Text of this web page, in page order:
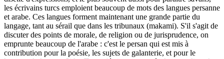
les écrivains turcs emploient beaucoup de mots des langues persanne
et arabe. Ces langues forment maintenant une grande partie du
langage, tant au sérail que dans les tribunaux (makami). S'il s'agit de
discuter des points de morale, de religion ou de jurisprudence, on
emprunte beaucoup de l'arabe : c'est le persan qui est mis à
contribution pour la poésie, les sujets de galanterie, et pour le